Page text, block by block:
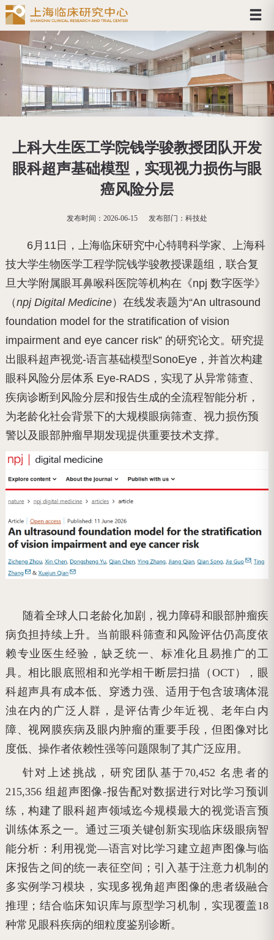
上科大生医工学院钱学骏教授团队开发
眼科超声基础模型，实现视力损伤与眼
癌风险分层
发布时间：2026-06-15 发布部门： 科技处
6月11 日，上海临床研究中心特聘科学家、上海科
技大学生物医学工程学院钱学骏教授课题组，联合复
旦大学附属眼耳鼻喉科医院等机构在《npj 数字医学》
（npj Digital Medicine）在线发表题为“An ultrasound
foundation model for the stratification of vision
impairment and eye cancer risk” 的研究论文。研究提
出眼科超声视觉-语言基础模型SonoEye，并首次构建
眼科风险分层体系 Eye-RADS，实现了从异常筛查、
疾病诊断到风险分层和报告生成的全流程智能分析，
为老龄化社会背景下的大规模眼病筛查、视力损伤预
警以及眼部肿瘤早期发现提供重要技术支撑。
随着全球人口老龄化加剧，视力障碍和眼部肿瘤疾
病负担持续上升。当前眼科筛查和风险评估仍高度依
赖专业医生经验，缺乏统一、标准化且易推广的工
具。相比眼底照相和光学相干断层扫描（OCT），眼
科超声具有成本低、穿透力强、适用于包含玻璃体混
浊在内的广泛人群，是评估青少年近视、老年白内
障、视网膜疾病及眼内肿瘤的重要手段，但图像对比
度低、操作者依赖性强等问题限制了其广泛应用。
针对上述挑战，研究团队基于70,452 名患者的
215,356 组超声图像-报告配对数据进行对比学习预训
练，构建了眼科超声领域迄今规模最大的视觉语言预
训练体系之一。通过三项关键创新实现临床级眼病智
能分析：利用视觉—语言对比学习建立超声图像与临
床报告之间的统一表征空间；引入基于注意力机制的
多实例学习模块，实现多视角超声图像的患者级融合
推理；结合临床知识库与原型学习机制，实现覆盖18
种常见眼科疾病的细粒度鉴别诊断。